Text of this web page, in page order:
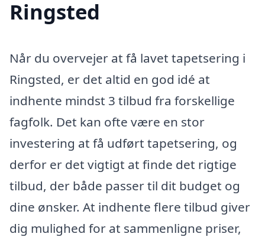
Ringsted
Når du overvejer at få lavet tapetsering i
Ringsted, er det altid en god idé at
indhente mindst 3 tilbud fra forskellige
fagfolk. Det kan ofte være en stor
investering at få udført tapetsering, og
derfor er det vigtigt at finde det rigtige
tilbud, der både passer til dit budget og
dine ønsker. At indhente flere tilbud giver
dig mulighed for at sammenligne priser,